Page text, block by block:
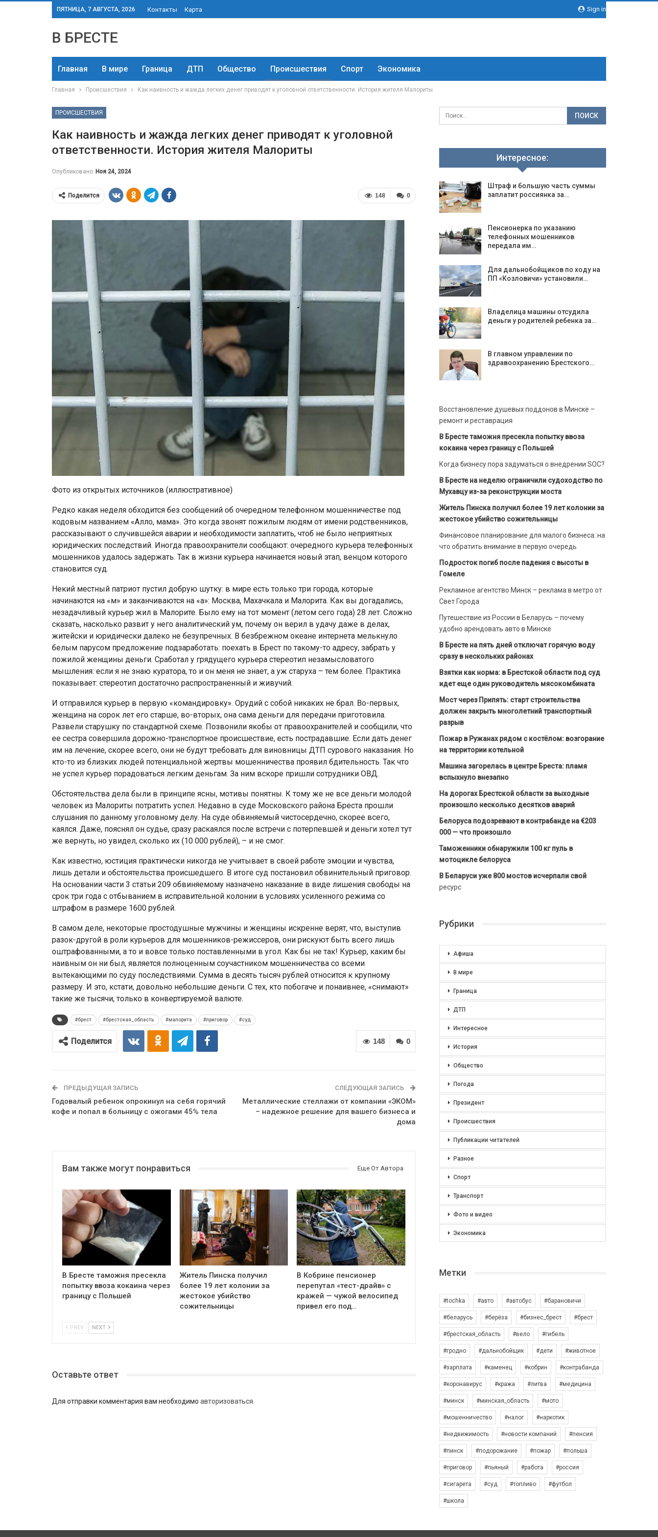
Sign in
ПЯТНИЦА, 7 АВГУСТА, 2026 Контакты Карта
В БРЕСТЕ
Главная В мире Граница ДТП Общество Происшествия Спорт Экономика
Главная Происшествия Как наивность и жажда легких денег приводят к уголовной ответственности. История жителя Малориты
ПРОИСШЕСТВИЯ
Как наивность и жажда легких денег приводят к уголовной
ответственности. История жителя Малориты
Опубликовано Ноя 24, 2024
0
148
Поделится
Фото из открытых источников (иллюстративное)
Редко какая неделя обходится без сообщений об очередном телефонном мошенничестве под
кодовым названием «Алло, мама». Это когда звонят пожилым людям от имени родственников,
рассказывают о случившейся аварии и необходимости заплатить, чтоб не было неприятных
юридических последствий. Иногда правоохранители сообщают: очередного курьера телефонных
мошенников удалось задержать. Так в жизни курьера начинается новый этап, венцом которого
становится суд.
Некий местный патриот пустил добрую шутку: в мире есть только три города, которые
начинаются на «м» и заканчиваются на «а»: Москва, Махачкала и Малорита. Как вы догадались,
незадачливый курьер жил в Малорите. Было ему на тот момент (летом сего года) 28 лет. Сложно
сказать, насколько развит у него аналитический ум, почему он верил в удачу даже в делах,
житейски и юридически далеко не безупречных. В безбрежном океане интернета мелькнуло
белым парусом предложение подзаработать: поехать в Брест по такому-то адресу, забрать у
пожилой женщины деньги. Сработал у грядущего курьера стереотип незамысловатого
мышления: если я не знаю куратора, то и он меня не знает, а уж старуха – тем более. Практика
показывает: стереотип достаточно распространенный и живучий.
И отправился курьер в первую «командировку». Орудий с собой никаких не брал. Во-первых,
женщина на сорок лет его старше, во-вторых, она сама деньги для передачи приготовила.
Развели старушку по стандартной схеме. Позвонили якобы от правоохранителей и сообщили, что
ее сестра совершила дорожно-транспортное происшествие, есть пострадавшие. Если дать денег
им на лечение, скорее всего, они не будут требовать для виновницы ДТП сурового наказания. Но
кто-то из близких людей потенциальной жертвы мошенничества проявил бдительность. Так что
не успел курьер порадоваться легким деньгам. За ним вскоре пришли сотрудники ОВД.
Обстоятельства дела были в принципе ясны, мотивы понятны. К тому же не все деньги молодой
человек из Малориты потратить успел. Недавно в суде Московского района Бреста прошли
слушания по данному уголовному делу. На суде обвиняемый чистосердечно, скорее всего,
каялся. Даже, пояснял он судье, сразу раскаялся после встречи с потерпевшей и деньги хотел тут
же вернуть, но увидел, сколько их (10 000 рублей), – и не смог.
Как известно, юстиция практически никогда не учитывает в своей работе эмоции и чувства,
лишь детали и обстоятельства происшедшего. В итоге суд постановил обвинительный приговор.
На основании части 3 статьи 209 обвиняемому назначено наказание в виде лишения свободы на
срок три года с отбыванием в исправительной колонии в условиях усиленного режима со
штрафом в размере 1600 рублей.
В самом деле, некоторые простодушные мужчины и женщины искренне верят, что, выступив
разок-другой в роли курьеров для мошенников-режиссеров, они рискуют быть всего лишь
оштрафованными, а то и вовсе только поставленными в угол. Как бы не так! Курьер, каким бы
наивным он ни был, является полноценным соучастником мошенничества со всеми
вытекающими по суду последствиями. Сумма в десять тысяч рублей относится к крупному
размеру. И это, кстати, довольно небольшие деньги. С тех, кто побогаче и понаивнее, «снимают»
такие же тысячи, только в конвертируемой валюте.
#брест #брестская_область #малорита #приговор #суд
0
148
Поделится
ПРЕДЫДУЩАЯ ЗАПИСЬ
Годовалый ребенок опрокинул на себя горячий
кофе и попал в больницу с ожогами 45% тела
СЛЕДУЮЩАЯ ЗАПИСЬ
Металлические стеллажи от компании «ЭКОМ»
– надежное решение для вашего бизнеса и
дома
Вам также могут понравиться Еще От Автора
В Бресте таможня пресекла
попытку ввоза кокаина через
границу с Польшей
Житель Пинска получил
более 19 лет колонии за
жестокое убийство
сожительницы
В Кобрине пенсионер
перепутал «тест-драйв» с
кражей — чужой велосипед
привел его под…
PREV NEXT
Оставьте ответ
Для отправки комментария вам необходимо авторизоваться
Интересное:
Штраф и большую часть суммы
заплатит россиянка за…
Пенсионерка по указанию
телефонных мошенников
передала им…
Для дальнобойщиков по ходу на
ПП «Козловичи» установили…
Владелица машины отсудила
деньги у родителей ребенка за…
В главном управлении по
здравоохранению Брестского…
Восстановление душевых поддонов в Минске –
ремонт и реставрация
В Бресте таможня пресекла попытку ввоза
кокаина через границу с Польшей
Когда бизнесу пора задуматься о внедрении SOC?
В Бресте на неделю ограничили судоходство по
Мухавцу из-за реконструкции моста
Житель Пинска получил более 19 лет колонии за
жестокое убийство сожительницы
Финансовое планирование для малого бизнеса: на
что обратить внимание в первую очередь
Подросток погиб после падения с высоты в
Гомеле
Рекламное агентство Минск – реклама в метро от
Свет Города
Путешествие из России в Беларусь – почему
удобно арендовать авто в Минске
В Бресте на пять дней отключат горячую воду
сразу в нескольких районах
Взятки как норма: в Брестской области под суд
идет еще один руководитель мясокомбината
Мост через Припять: старт строительства
должен закрыть многолетний транспортный
разрыв
Пожар в Ружанах рядом с костёлом: возгорание
на территории котельной
Машина загорелась в центре Бреста: пламя
вспыхнуло внезапно
На дорогах Брестской области за выходные
произошло несколько десятков аварий
Белоруса подозревают в контрабанде на €203
000 — что произошло
Таможенники обнаружили 100 кг пуль в
мотоцикле белоруса
В Беларуси уже 800 мостов исчерпали свой
ресурс
Рубрики
Афиша
В мире
Граница
ДТП
Интересное
История
Общество
Погода
Президент
Происшествия
Публикации читателей
Разное
Спорт
Транспорт
Фото и видео
Экономика
Метки
#tochka #авто #автобус #барановичи
#беларусь #берёза #бизнес_брест #брест
#брестская_область #вело #гибель
#гродно #дальнобойщик #дети #животное
#зарплата #каменец #кобрин #контрабанда
#коронавирус #кража #литва #медицина
#минск #минская_область #мото
#мошенничество #налог #наркотик
#недвижимость #новости компаний #пенсия
#пинск #подорожание #пожар #польша
#приговор #пьяный #работа #россия
#сигарета #суд #топливо #футбол
#школа